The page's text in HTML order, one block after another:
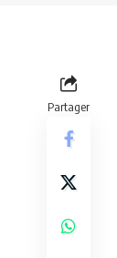
Partager